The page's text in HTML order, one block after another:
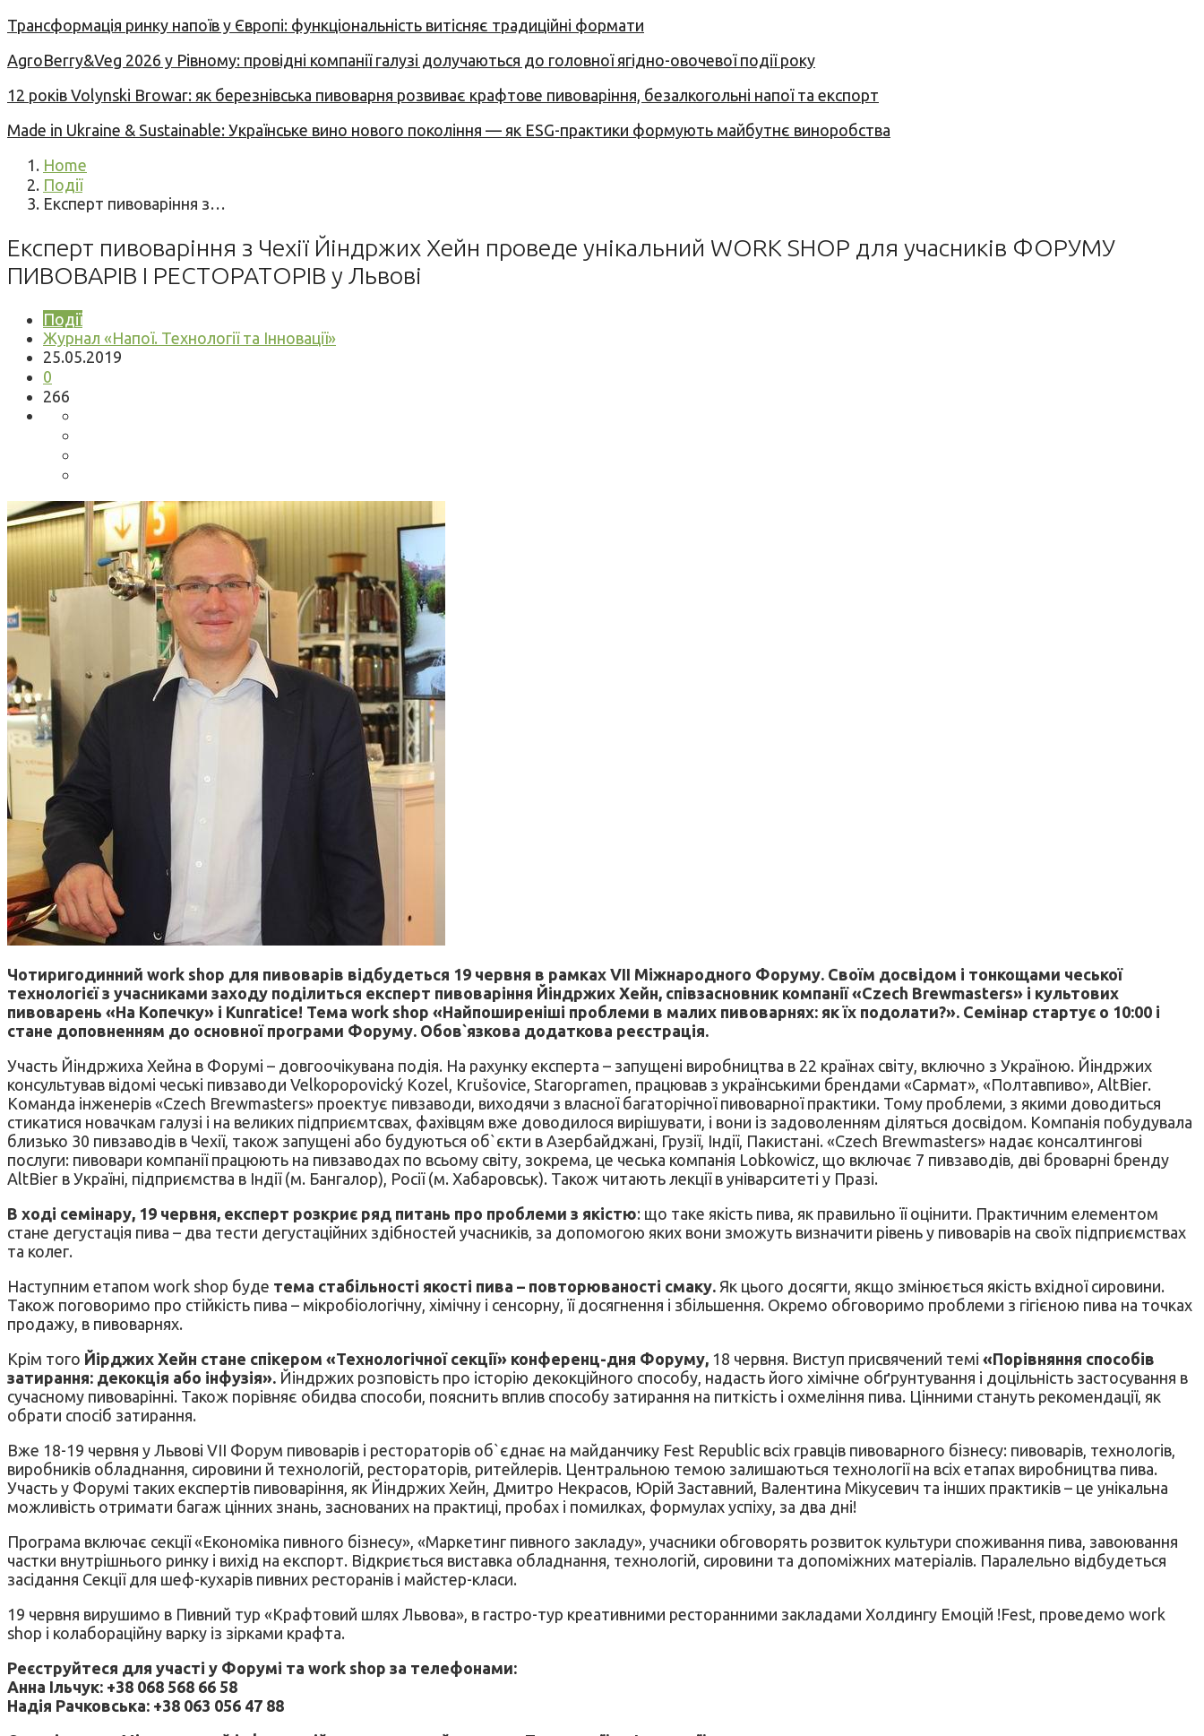
Трансформація ринку напоїв у Європі: функціональність витісняє традиційні формати
AgroBerry&Veg 2026 у Рівному: провідні компанії галузі долучаються до головної ягідно-овочевої події року
12 років Volynski Browar: як березнівська пивоварня розвиває крафтове пивоваріння, безалкогольні напої та експорт
Made in Ukraine & Sustainable: Українське вино нового покоління — як ESG-практики формують майбутнє виноробства
Home
Події
Експерт пивоваріння з…
Експерт пивоваріння з Чехії Йіндржих Хейн проведе унікальний WORK SHOP для учасників ФОРУМУ
ПИВОВАРІВ І РЕСТОРАТОРІВ у Львові
Події
Журнал «Напої. Технології та Інновації»
25.05.2019
0
266
Чотиригодинний work shop для пивоварів відбудеться 19 червня в рамках VII Міжнародного Форуму. Своїм досвідом і тонкощами чеської
технологієї з учасниками заходу поділиться експерт пивоваріння Йіндржих Хейн, співзасновник компанії «Czech Brewmasters» і культових
пивоварень «На Копечку» і Kunratice! Тема work shop «Найпоширеніші проблеми в малих пивоварнях: як їх подолати?». Семінар стартує о 10:00 і
стане доповненням до основної програми Форуму. Обов`язкова додаткова реєстрація.
Участь Йіндржиха Хейна в Форумі – довгоочікувана подія. На рахунку експерта – запущені виробництва в 22 країнах світу, включно з Україною. Йіндржих
консультував відомі чеські пивзаводи Velkopopovický Kozel, Krušovice, Staropramen, працював з українськими брендами «Сармат», «Полтавпиво», AltBier.
Команда інженерів «Czech Brewmasters» проектує пивзаводи, виходячи з власної багаторічної пивоварної практики. Тому проблеми, з якими доводиться
стикатися новачкам галузі і на великих підприємтсвах, фахівцям вже доводилося вирішувати, і вони із задоволенням діляться досвідом. Компанія побудувала
близько 30 пивзаводів в Чехії, також запущені або будуються об`єкти в Азербайджані, Грузії, Індії, Пакистані. «Czech Brewmasters» надає консалтингові
послуги: пивовари компанії працюють на пивзаводах по всьому світу, зокрема, це чеська компанія Lobkowicz, що включає 7 пивзаводів, дві броварні бренду
AltBier в Україні, підприємства в Індії (м. Бангалор), Росії (м. Хабаровськ). Також читають лекції в уніварситеті у Празі.
В ході семінару, 19 червня, експерт розкриє ряд питань про проблеми з якістю: що таке якість пива, як правильно її оцінити. Практичним елементом
стане дегустація пива – два тести дегустаційних здібностей учасників, за допомогою яких вони зможуть визначити рівень у пивоварів на своїх підприємствах
та колег.
Наступним етапом work shop буде тема стабільності якості пива – повторюваності смаку. Як цього досягти, якщо змінюється якість вхідної сировини.
Також поговоримо про стійкість пива – мікробіологічну, хімічну і сенсорну, її досягнення і збільшення. Окремо обговоримо проблеми з гігієною пива на точках
продажу, в пивоварнях.
Крім того Йірджих Хейн стане спікером «Технологічної секції» конференц-дня Форуму, 18 червня. Виступ присвячений темі «Порівняння способів
затирання: декокція або інфузія». Йіндржих розповість про історію декокційного способу, надасть його хімічне обґрунтування і доцільність застосування в
сучасному пивоварінні. Також порівняє обидва способи, пояснить вплив способу затирання на питкість і охмеління пива. Цінними стануть рекомендації, як
обрати спосіб затирання.
Вже 18-19 червня у Львові VII Форум пивоварів і рестораторів об`єднає на майданчику Fest Republic всіх гравців пивоварного бізнесу: пивоварів, технологів,
виробників обладнання, сировини й технологій, рестораторів, ритейлерів. Центральною темою залишаються технології на всіх етапах виробництва пива.
Участь у Форумі таких експертів пивоваріння, як Йіндржих Хейн, Дмитро Некрасов, Юрій Заставний, Валентина Мікусевич та інших практиків – це унікальна
можливість отримати багаж цінних знань, заснованих на практиці, пробах і помилках, формулах успіху, за два дні!
Програма включає секції «Економіка пивного бізнесу», «Маркетинг пивного закладу», учасники обговорять розвиток культури споживання пива, завоювання
частки внутрішнього ринку і вихід на експорт. Відкриється виставка обладнання, технологій, сировини та допоміжних матеріалів. Паралельно відбудеться
засідання Секції для шеф-кухарів пивних ресторанів і майстер-класи.
19 червня вирушимо в Пивний тур «Крафтовий шлях Львова», в гастро-тур креативними ресторанними закладами Холдингу Емоцій !Fest, проведемо work
shop і колабораційну варку із зірками крафта.
Реєструйтеся для участі у Форумі та work shop за телефонами:
Анна Ільчук: +38 068 568 66 58
Надія Рачковська: +38 063 056 47 88